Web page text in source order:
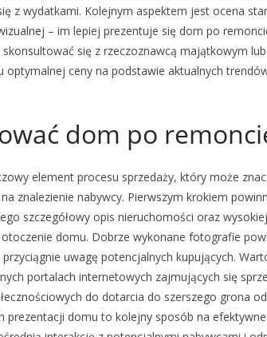
z wydatkami. Kolejnym aspektem jest ocena
– im lepiej prezentuje się dom po
się z rzeczoznawcą majątkowym
ceny na podstawie aktualnych
dom po
element procesu sprzedaży, który może
znalezienie nabywcy. Pierwszym krokiem
szczegółowy opis nieruchomości oraz
domu. Dobrze wykonane fotografie
uwagę potencjalnych kupujących.
portalach internetowych zajmujących się
do dotarcia do szerszego grona
prezentacji domu to kolejny sposób na